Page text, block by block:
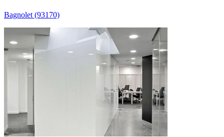
Bagnolet (93170)